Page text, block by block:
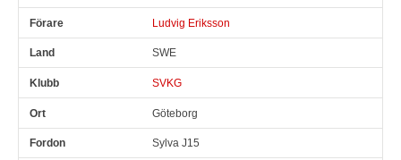
Ludvig Eriksson
SWE
SVKG
Göteborg
Sylva J15